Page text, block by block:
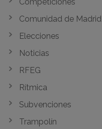
Comunidad de Madrid
Elecciones
Noticias
RFEG
Rítmica
Subvenciones
Trampolín